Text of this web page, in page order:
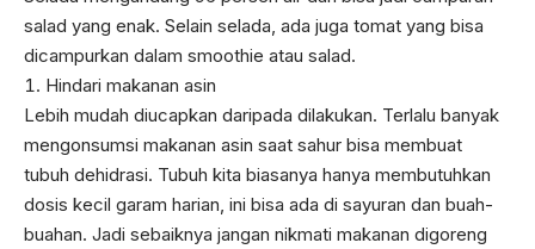
salad yang enak. Selain selada, ada juga tomat yang bisa
dicampurkan dalam smoothie atau salad.
Hindari makanan asin
Lebih mudah diucapkan daripada dilakukan. Terlalu banyak
mengonsumsi makanan asin saat sahur bisa membuat
tubuh dehidrasi. Tubuh kita biasanya hanya membutuhkan
dosis kecil garam harian, ini bisa ada di sayuran dan buah-
buahan. Jadi sebaiknya jangan nikmati makanan digoreng